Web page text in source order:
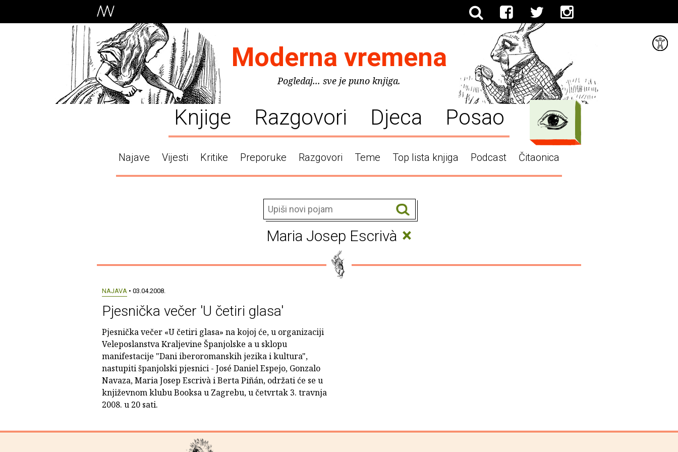
Moderna vremena
Pogledaj... sve je puno knjiga.
Knjige Razgovori Djeca Posao
Najave Vijesti Kritike Preporuke Razgovori Teme Top lista knjiga Podcast Čitaonica
Maria Josep Escrivà ×
NAJAVA• 03.04.2008.
Pjesnička večer 'U četiri glasa'
Pjesnička večer «U četiri glasa» na kojoj će, u organizaciji
Veleposlanstva Kraljevine Španjolske a u sklopu
manifestacije "Dani iberoromanskih jezika i kultura",
nastupiti španjolski pjesnici - José Daniel Espejo, Gonzalo
Navaza, Maria Josep Escrivà i Berta Piñán, održati će se u
književnom klubu Booksa u Zagrebu, u četvrtak 3. travnja
2008. u 20 sati.